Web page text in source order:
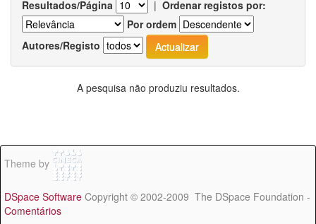
Resultados/Página | Ordenar registos por:
Por ordem
Autores/Registo
A pesquisa não produziu resultados.
Theme by
DSpace Software Copyright © 2002-2009 The DSpace Foundation -
Comentários